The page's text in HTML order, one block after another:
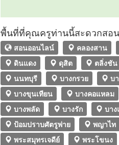
พื้นที่ที่คุณครูท่านนี้สะดวกสอน
สอนออนไลน์ คลองสาน
ดินแดง
ดุสิต ตลิ่งชัน
นนทบุรี
บางกรวย บ
บางขุนเทียน
บางคอแหลม
บางพลัด
บางรัก บา
ป้อมปราบศัตรูพ่าย
พญาไท
พระสมุทรเจดีย์
พระโขนง